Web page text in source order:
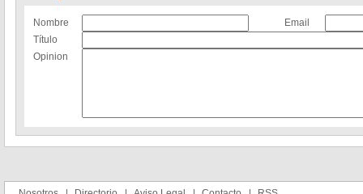
Nombre
Email
Título
Opinion